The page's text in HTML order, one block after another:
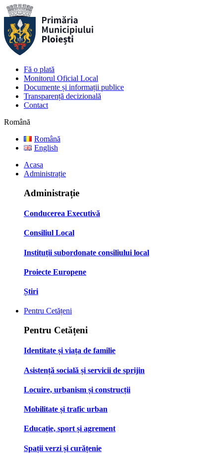
Fă o plată
Monitorul Oficial Local
Documente și informații publice
Transparență decizională
Contact
Română
Română
English
Acasa
Administrație
Administrație
Conducerea Executivă
Consiliul Local
Instituții subordonate consiliului local
Proiecte Europene
Știri
Pentru Cetățeni
Pentru Cetățeni
Identitate și viața de familie
Asistență socială și servicii de sprijin
Locuire, urbanism și construcții
Mobilitate și trafic urban
Educație, sport și agrement
Spații verzi și curățenie